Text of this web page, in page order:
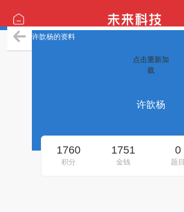
许歆杨的资料
点击重新加
载
许歆杨
1760
积分
1751
金钱
0
题目